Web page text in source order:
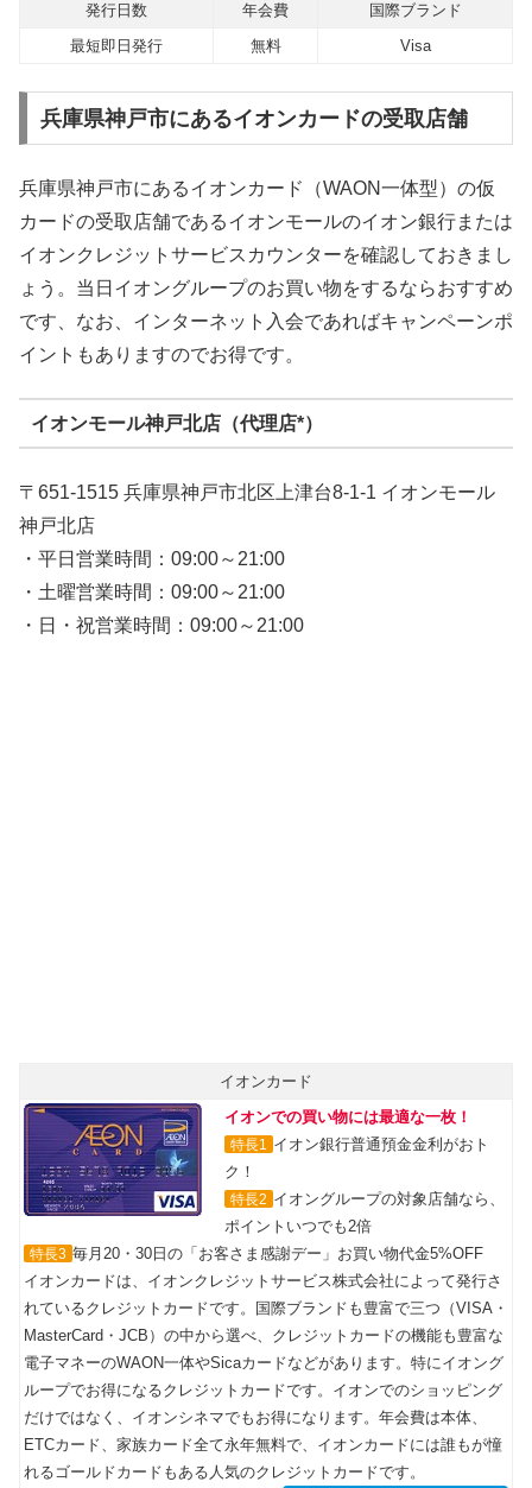
発行日数 年会費
国際ブランド
最短即日発行
無料 Visa
兵庫県神戸市にあるイオンカードの受取店舗
兵庫県神戸市にあるイオンカード（WAON一体型）の仮
カードの受取店舗であるイオンモールのイオン銀行または
イオンクレジットサービスカウンターを確認しておきまし
ょう。当日イオングループのお買い物をするならおすすめ
です、なお、インターネット入会であればキャンペーンポ
イントもありますのでお得です。
イオンモール神戸北店（代理店*）
〒651-1515 兵庫県神戸市北区上津台8-1-1 イオンモール
神戸北店
・平日営業時間：09:00～21:00
・土曜営業時間：09:00～21:00
・日・祝営業時間：09:00～21:00
イオンカード
イオンでの買い物には最適な一枚！
特長1
イオン銀行普通預金金利がおト
ク！
特長2 イオングループの対象店舗なら、
ポイントいつでも2倍
特長3 毎月20・30日の「お客さま感謝デー」お買い物代金5%OFF
イオンカードは、イオンクレジットサービス株式会社によって発行さ
れているクレジットカードです。国際ブランドも豊富で三つ（VISA・
MasterCard・JCB）の中から選べ、クレジットカードの機能も豊富な
電子マネーのWAON一体やSicaカードなどがあります。特にイオング
ループでお得になるクレジットカードです。イオンでのショッピング
だけではなく、イオンシネマでもお得になります。年会費は本体、
ETCカード、家族カード全て永年無料で、イオンカードには誰もが憧
れるゴールドカードもある人気のクレジットカードです。